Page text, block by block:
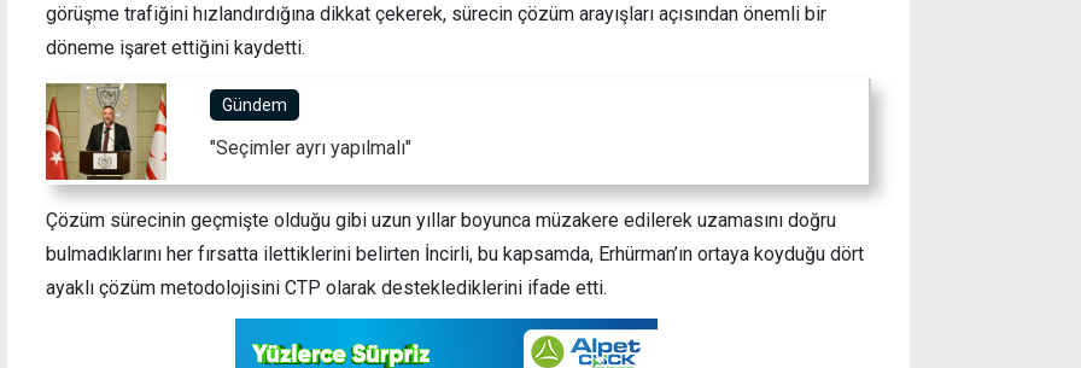
görüşme trafiğini hızlandırdığına dikkat çekerek, sürecin çözüm arayışları açısından önemli bir
döneme işaret ettiğini kaydetti.
Gündem
"Seçimler ayrı yapılmalı"
Çözüm sürecinin geçmişte olduğu gibi uzun yıllar boyunca müzakere edilerek uzamasını doğru
bulmadıklarını her fırsatta ilettiklerini belirten İncirli, bu kapsamda, Erhürman’ın ortaya koyduğu dört
ayaklı çözüm metodolojisini CTP olarak desteklediklerini ifade etti.